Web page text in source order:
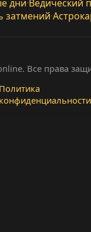
дни·Ведический
затмений·
Все права
Политика
конфиденциальности